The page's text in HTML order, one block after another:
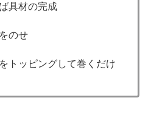
具材の完成
のせ
トッピングして巻くだけ